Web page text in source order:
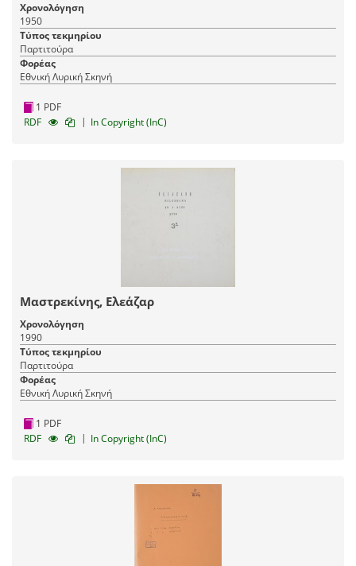
Χρονολόγηση
1950
Τύπος τεκμηρίου
Παρτιτούρα
Φορέας
Εθνική Λυρική Σκηνή
1 PDF
RDF
| In Copyright (InC)
Μαστρεκίνης, Ελεάζαρ
Χρονολόγηση
1990
Τύπος τεκμηρίου
Παρτιτούρα
Φορέας
Εθνική Λυρική Σκηνή
1 PDF
RDF
| In Copyright (InC)